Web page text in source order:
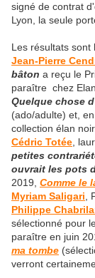
signé de contrat
Lyon, la seule
Les résultats sont
Jean-Pierre
bâton a reçu le
paraître chez
Quelque chose
(ado/adulte) et, en
collection élan noir..
Cédric Totée ,
petites
ouvrait les pots
2019, Comme le
Myriam Saligari ,
Philippe
sélectionné pour
paraître en juin
ma tombe
verront